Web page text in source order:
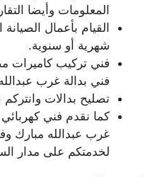
المعلومات وأيضا
القيام بأعمال
شهرية أو سنوية.
فني بدالة غرب
تصليح بدالات
كما نقدم فني
غرب عبدالله مبارك
لخدمتكم على مدار